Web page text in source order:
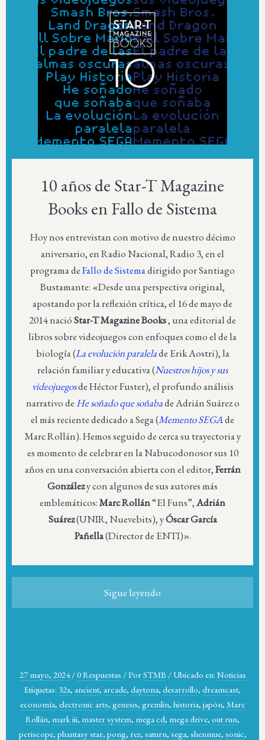
10 años de Star-T Magazine
Books en Fallo de Sistema
Hoy nos entrevistan con motivo de nuestro décimo
aniversario, en Radio Nacional, Radio 3, en el
programa deFallo de Sistemadirigido por Santiago
Bustamante: «Desde una perspectiva original,
apostando por la reflexión crítica, el 16 de mayo de
2014 nacióStar-T Magazine Books, una editorial de
libros sobre videojuegos con enfoques como el de la
biología (La evolución paralelade Erik Aostri), la
relación familiar y educativa (Nuestros hijos y sus
videojuegosde Héctor Fuster), el profundo análisis
narrativo de He soñado que soñabade Adrián Suárez o
el más reciente dedicado a Sega (Memento SEGAde
Marc Rollán). Hemos seguido de cerca su trayectoria y
es momento de celebrar en la Nabucodonosor sus 10
años en una conversación abierta con el editor,Ferrán
Gonzálezy con algunos de sus autores más
emblemáticos:Marc Rollán“El Funs”,Adrián
Suárez(UNIR, Nuevebits), yÓscar García
Pañella(Director de ENTI)».
Sigue leyendo
27 mayo, 2024 /0 Respuestas /PorSTMB / Ubicado en: Noticias
Etiquetas: 32x, ancient, arcade, daytona, desarrollo, dreamcast,
economía, electronic arts, genesis, gremlin, historia, japón, Marc
Rollán, mark iii, master system, mega cd, mega drive, out run,
periscope, phantasy star, pong, rez, saturn, sega, shenmue, sonic,